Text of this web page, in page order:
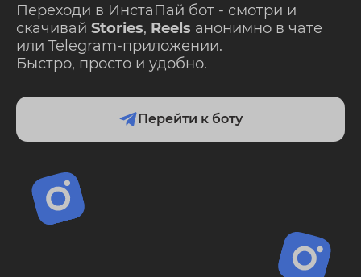
Переходи в ИнстаПай бот - смотри и
скачивай Stories, Reels анонимно в чате
или Telegram-приложении.
Быстро, просто и удобно.
Перейти к боту